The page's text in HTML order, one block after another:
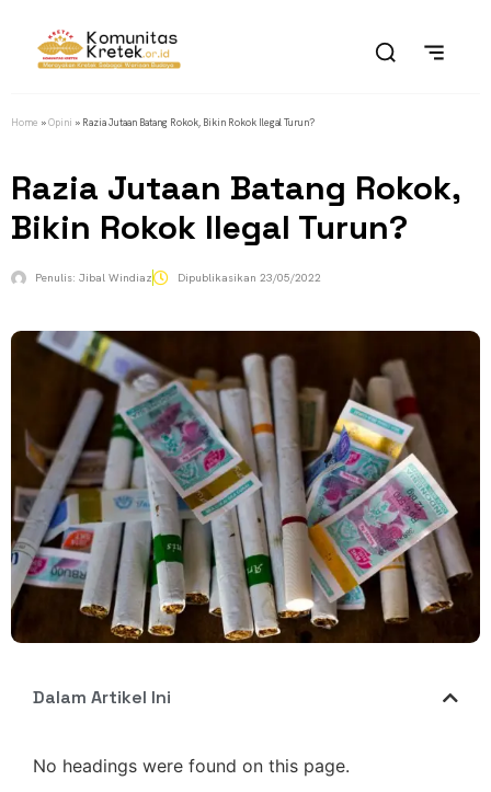
Home »Opini » Razia Jutaan Batang Rokok, Bikin Rokok Ilegal Turun?
Razia Jutaan Batang Rokok,
Bikin Rokok Ilegal Turun?
Penulis: Jibal Windiaz Dipublikasikan 23/05/2022
Dalam Artikel Ini
No headings were found on this page.